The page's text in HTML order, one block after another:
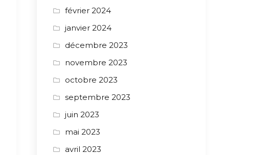
février 2024
janvier 2024
décembre 2023
novembre 2023
octobre 2023
septembre 2023
juin 2023
mai 2023
avril 2023